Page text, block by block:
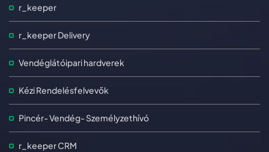
r_keeper
r_keeper Delivery
Vendéglátóipari hardverek
Kézi Rendelésfelvevők
Pincér- Vendég- Személyzethívó
r_keeper CRM